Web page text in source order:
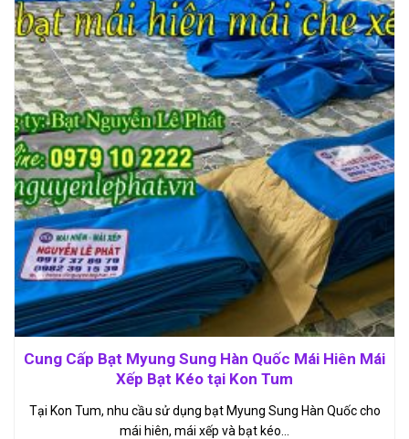
Cung Cấp Bạt Myung Sung Hàn Quốc Mái Hiên Mái
Xếp Bạt Kéo tại Kon Tum
Tại Kon Tum, nhu cầu sử dụng bạt Myung Sung Hàn Quốc cho
mái hiên, mái xếp và bạt kéo…